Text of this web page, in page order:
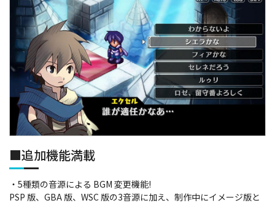
■追加機能満載
・5種類の音源による BGM 変更機能!
PSP 版、GBA 版、WSC 版の3音源に加え、制作中にイメージ版と